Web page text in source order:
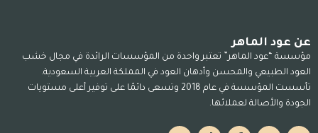
عن عود الماهر
مؤسسة “عود الماهر” تعتبر واحدة من المؤسسات الرائدة في مجال خشب
العود الطبيعي والمحسن وأدهان العود في المملكة العربية السعودية.
تأسست المؤسسة في عام 2018 وتسعى دائمًا على توفير أعلى مستويات
الجودة والأصالة لعملائها.